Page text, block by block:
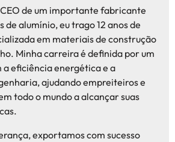
de um importante fabricante
de alumínio, eu trago 12 anos de
em materiais de construção
Minha carreira é definida por um
a eficiência energética e a
ajudando empreiteiros e
todo o mundo a alcançar suas
exportamos com sucesso